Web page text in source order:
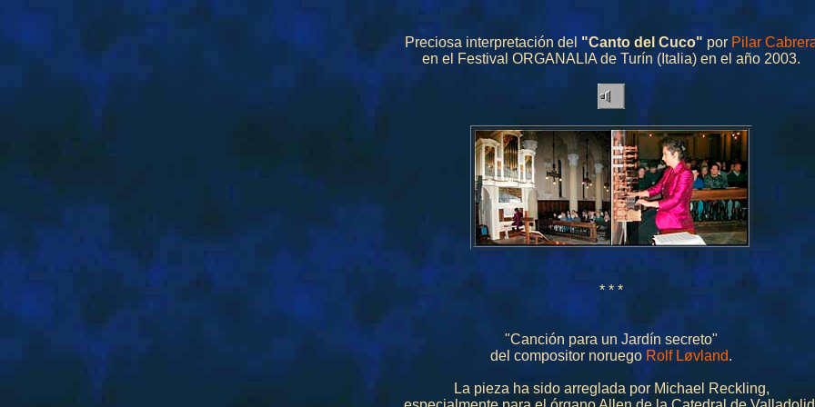
Preciosa interpretación del "Canto del Cuco" por Pilar
en el Festival ORGANALIA de Turín (Italia) en el año 2003.
* * *
"Canción para un Jardín secreto"
del compositor noruego Rolf Løvland.
La pieza ha sido arreglada por Michael Reckling,